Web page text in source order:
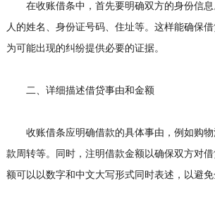
在收账借条中，首先要明确双方的身份信息
人的姓名、身份证号码、住址等。这样能确保
为可能出现的纠纷提供必要的证据。
二、详细描述借贷事由和金额
收账借条应明确借款的具体事由，例如购物
款周转等。同时，注明借款金额以确保双方对
额可以以数字和中文大写形式同时表述，以避免